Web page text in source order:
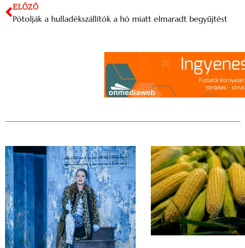
ELŐZŐ
Pótolják a hulladékszállítók a hó miatt elmaradt begyűjtést